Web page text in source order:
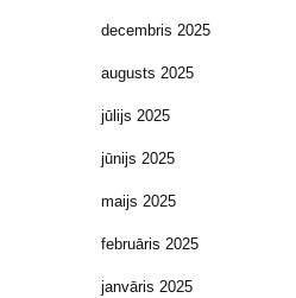
decembris 2025
augusts 2025
jūlijs 2025
jūnijs 2025
maijs 2025
februāris 2025
janvāris 2025